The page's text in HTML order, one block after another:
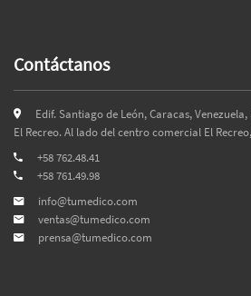
Contáctanos
Edif. Santiago de León, Caracas,
El Recreo. Al lado del centro comercial El
+58 762.48.41
+58 761.49.98
info@tumedico.com
ventas@tumedico.com
prensa@tumedico.com